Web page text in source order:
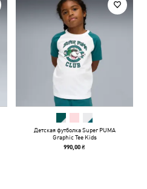
Детская футболка Super PUMA
Graphic Tee Kids
990,00 ₴